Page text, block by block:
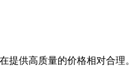
供高质量的价格相对合理